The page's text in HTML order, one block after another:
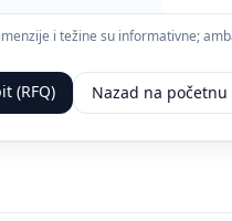
i težine su informativne;
(RFQ) Nazad na početnu